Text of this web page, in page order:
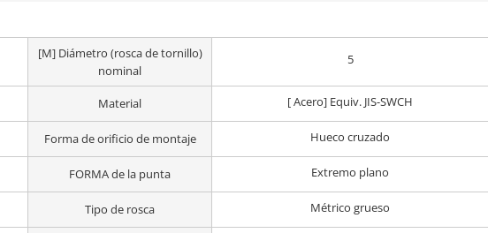
[M] Diámetro (rosca de tornillo)
nominal
5
Material [ Acero] Equiv. JIS-SWCH
Forma de orificio de montaje Hueco cruzado
FORMA de la punta Extremo plano
Tipo de rosca Métrico grueso